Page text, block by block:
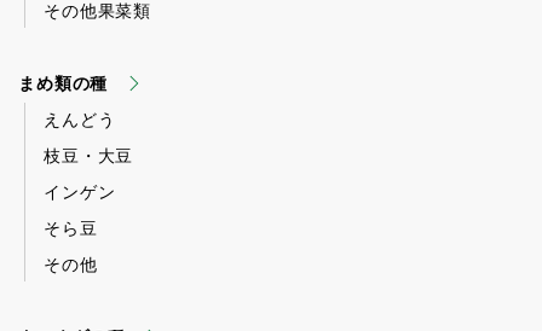
その他果菜類
まめ類の種
えんどう
枝豆・大豆
インゲン
そら豆
その他